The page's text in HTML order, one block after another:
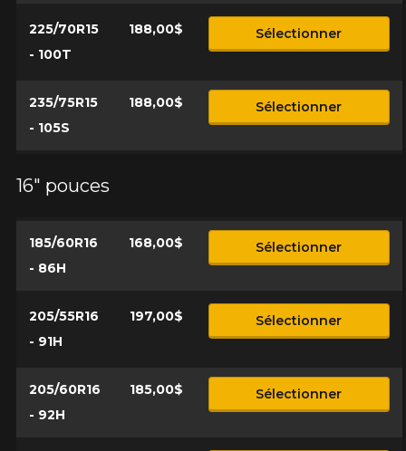
225/70R15
- 100T
188,00$ Sélectionner
235/75R15
- 105S
188,00$ Sélectionner
16" pouces
185/60R16
- 86H
168,00$ Sélectionner
205/55R16
- 91H
197,00$ Sélectionner
205/60R16
- 92H
185,00$ Sélectionner